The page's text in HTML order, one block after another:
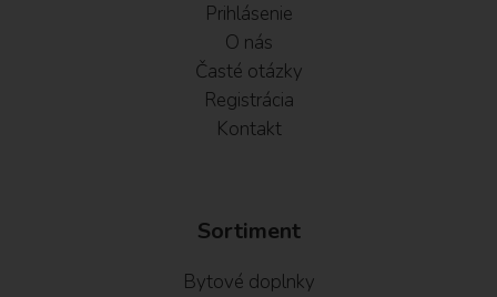
Prihlásenie
O nás
Časté otázky
Registrácia
Kontakt
Sortiment
Bytové doplnky